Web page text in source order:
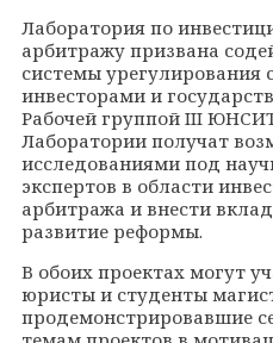
Лаборатория по
арбитражу призвана
системы урегулирования
инвесторами и
Рабочей группой III
Лаборатории получат
исследованиями под
экспертов в области
арбитража и внести
развитие реформы.
В обоих проектах могут
юристы и студенты
продемонстрировавшие